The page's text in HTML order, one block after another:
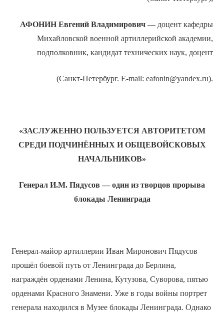
АФОНИНЕвгений Владимирович— доцент кафедры
Михайловской военной артиллерийской академии,
подполковник, кандидат технических наук, доцент
(Санкт-Петербург. E-mail: eafonin@yandex.ru).
«ЗАСЛУЖЕННО ПОЛЬЗУЕТСЯ АВТОРИТЕТОМ
СРЕДИ ПОДЧИНЁННЫХ И ОБЩЕВОЙСКОВЫХ
НАЧАЛЬНИКОВ»
Генерал И.М. Пядусов — один из творцов прорыва
блокады Ленинграда
Генерал-майор артиллерии Иван Миронович Пядусов
прошёл боевой путь от Ленинграда до Берлина,
награждён орденами Ленина, Кутузова, Суворова, пятью
орденами Красного Знамени. Уже в годы войны портрет
генерала находился в Музее блокады Ленинграда. Однако